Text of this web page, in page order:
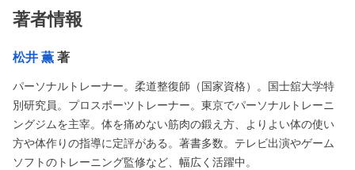
著者情報
松井 薫 著
パーソナルトレーナー。柔道整復師（国家資格）。国士舘大学特
別研究員。プロスポーツトレーナー。東京でパーソナルトレーニ
ングジムを主宰。体を痛めない筋肉の鍛え方、よりよい体の使い
方や体作りの指導に定評がある。著書多数。テレビ出演やゲーム
ソフトのトレーニング監修など、幅広く活躍中。